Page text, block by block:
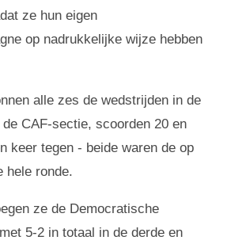
ze hun eigen
op nadrukkelijke wijze hebben
alle zes de wedstrijden in de
CAF-sectie, scoorden 20 en
keer tegen - beide waren de op
hele ronde.
ze de Democratische
5-2 in totaal in de derde en